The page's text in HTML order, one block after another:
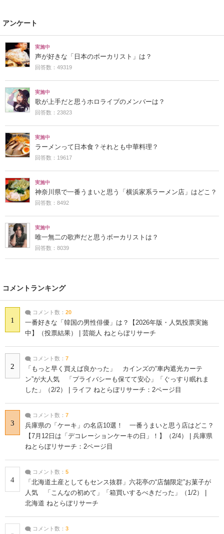
アンケート
実施中
声が好きな「日本のボーカリスト」は？
回答数：49319
実施中
歌が上手だと思うホロライブのメンバーは？
回答数：23823
実施中
ラーメンって日本食？それとも中華料理？
回答数：19617
実施中
神奈川県で一番うまいと思う「横浜家系ラーメン店」はどこ？
回答数：8492
実施中
唯一無二の歌声だと思うボーカリストは？
回答数：8039
コメントランキング
1
コメント数： 20
一番好きな「韓国の男性俳優」は？【2026年版・人気投票実施
中】（投票結果） | 芸能人 ねとらぼリサーチ
2
コメント数： 7
「もっと早く買えば良かった」 カインズの“車内遮光カーテ
ン”が大人気 「プライバシーも保てて安心」「ぐっすり眠れま
した」（2/2） | ライフ ねとらぼリサーチ：2ページ目
3
コメント数： 7
兵庫県の「ケーキ」の名店10選！ 一番うまいと思う店はどこ？
【7月12日は「デコレーションケーキの日」！】（2/4） | 兵庫県
ねとらぼリサーチ：2ページ目
4
コメント数： 5
「北海道土産としてもセンス抜群」六花亭の“店舗限定”お菓子が
人気 「こんなの初めて」「箱買いするべきだった」（1/2） |
北海道 ねとらぼリサーチ
コメント数： 3